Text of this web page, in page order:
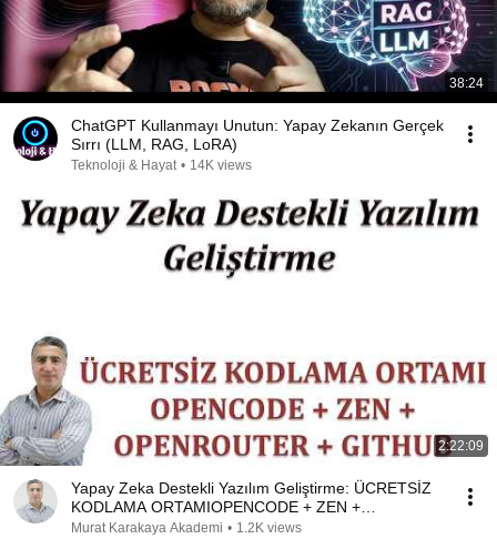
38:24
ChatGPT Kullanmayı Unutun: Yapay Zekanın Gerçek
Sırrı (LLM, RAG, LoRA)
Teknoloji & Hayat • 14K views
2:22:09
Yapay Zeka Destekli Yazılım Geliştirme: ÜCRETSİZ
KODLAMA ORTAMIOPENCODE + ZEN +
OPENROUTER + GITHUB
Murat Karakaya Akademi • 1.2K views